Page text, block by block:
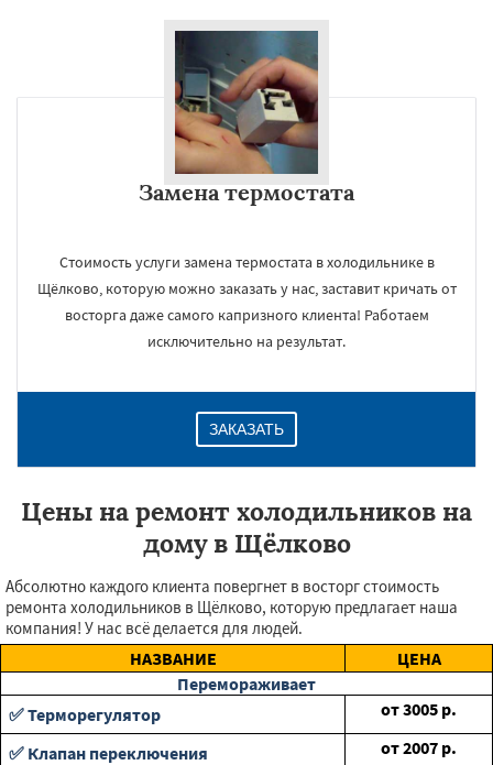
Замена термостата
Стоимость услуги замена термостата в холодильнике в
Щёлково, которую можно заказать у нас, заставит кричать от
восторга даже самого капризного клиента! Работаем
исключительно на результат.
ЗАКАЗАТЬ
Цены на ремонт холодильников на
дому в Щёлково
Абсолютно каждого клиента повергнет в восторг стоимость
ремонта холодильников в Щёлково, которую предлагает наша
компания! У нас всё делается для людей.
НАЗВАНИЕ
ЦЕНА
Перемораживает
✅ Терморегулятор
от3005 р.
✅ Клапан переключения
от2007 р.